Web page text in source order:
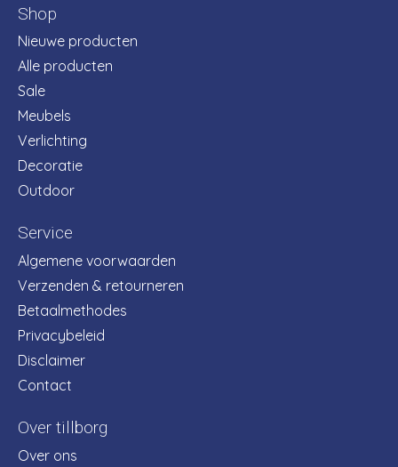
Shop
Nieuwe producten
Alle producten
Sale
Meubels
Verlichting
Decoratie
Outdoor
Service
Algemene voorwaarden
Verzenden & retourneren
Betaalmethodes
Privacybeleid
Disclaimer
Contact
Over tillborg
Over ons